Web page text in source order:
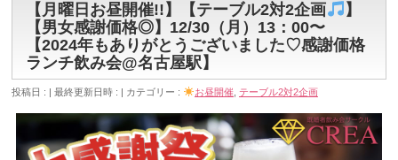
【月曜日お昼開催!!】【テーブル2対2企画
】
【男女感謝価格◎】12/30（月）13：00〜
【2024年もありがとうございました♡感謝価格
ランチ飲み会@名古屋駅】
投稿日 : 最終更新日時 : カテゴリー : お昼開催, テーブル2対2企画